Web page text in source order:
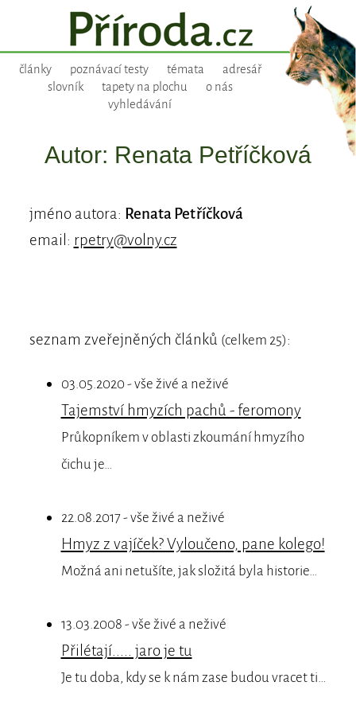
články poznávací testy témata
adresář
slovník
tapety na plochu
o nás
vyhledávání
Autor: Renata Petříčková
jméno autora: Renata Petříčková
email: rpetry@volny.cz
seznam zveřejněných článků (celkem 25):
03.05.2020 - vše živé a neživé
Tajemství hmyzích pachů - feromony
Průkopníkem v oblasti zkoumání hmyzího
čichu je…
22.08.2017 - vše živé a neživé
Hmyz z vajíček? Vyloučeno, pane kolego!
Možná ani netušíte, jak složitá byla historie…
13.03.2008 - vše živé a neživé
Přilétají..... jaro je tu
Je tu doba, kdy se k nám zase budou vracet ti…